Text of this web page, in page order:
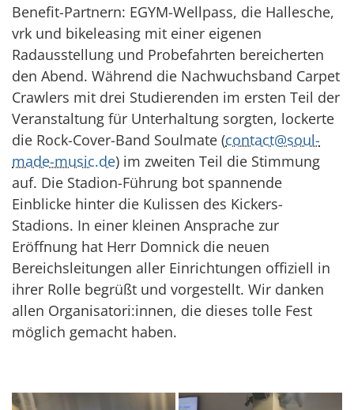
Benefit-Partnern: EGYM-Wellpass, die Hallesche,
vrk und bikeleasing mit einer eigenen
Radausstellung und Probefahrten bereicherten
den Abend. Während die Nachwuchsband Carpet
Crawlers mit drei Studierenden im ersten Teil der
Veranstaltung für Unterhaltung sorgten, lockerte
die Rock-Cover-Band Soulmate (contact@soul-
made-music.de) im zweiten Teil die Stimmung
auf. Die Stadion-Führung bot spannende
Einblicke hinter die Kulissen des Kickers-
Stadions. In einer kleinen Ansprache zur
Eröffnung hat Herr Domnick die neuen
Bereichsleitungen aller Einrichtungen offiziell in
ihrer Rolle begrüßt und vorgestellt. Wir danken
allen Organisatori:innen, die dieses tolle Fest
möglich gemacht haben.